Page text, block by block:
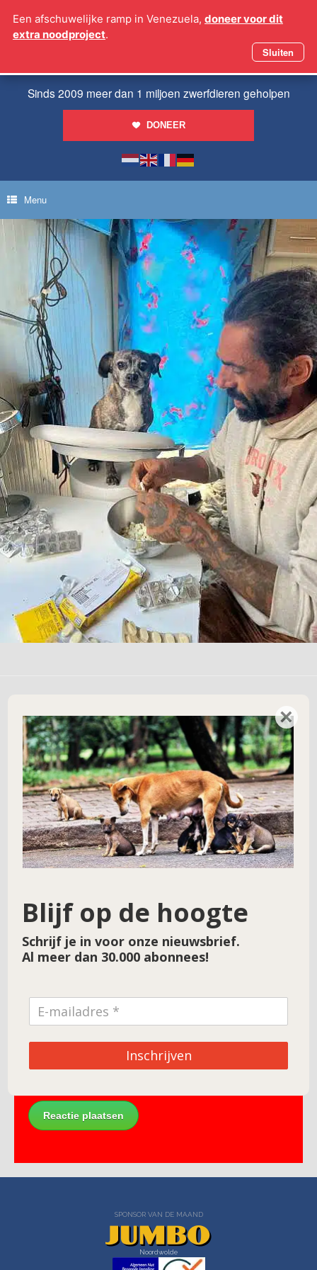
naar
Sinds 2009 meer dan 1 miljoen zwerfdieren geholpen
DONEER
Menu
Geef een reactie
Je e-mailadres wordt niet gepubliceerd. Vereiste velden zijn gemarkeerd met*
Reactie*
Naam*
E-mail*
SPONSOR VAN DE MAAND
Noordwolde
Een afschuwelijke ramp in Venezuela, doneer voor dit
extra noodproject.
Sluiten
×
Blijf op de hoogte
Schrijf je in voor onze nieuwsbrief.
Al meer dan 30.000 abonnees!
Inschrijven